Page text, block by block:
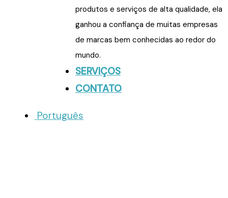
produtos e serviços de alta qualidade, ela
ganhou a confiança de muitas empresas
de marcas bem conhecidas ao redor do
mundo.
SERVIÇOS
CONTATO
Português